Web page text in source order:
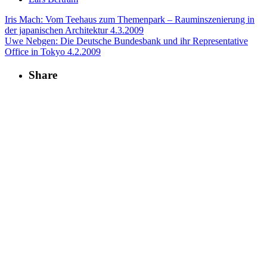
Iris Mach: Vom Teehaus zum Themenpark – Rauminszenierung in
der japanischen Architektur4.3.2009
Uwe Nebgen: Die Deutsche Bundesbank und ihr Representative
Office in Tokyo 4.2.2009
Share